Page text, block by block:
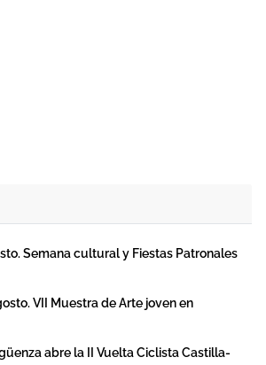
Semana cultural y Fiestas Patronales
VII Muestra de Arte joven en
abre la II Vuelta Ciclista Castilla-